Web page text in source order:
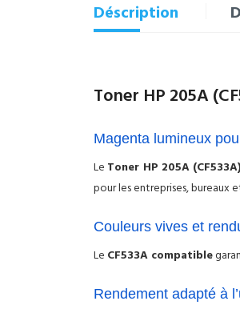
Déscription
Toner HP 205A
Magenta lumineux
Le Toner HP 205A
pour les entreprises, bureaux
Couleurs vives et
Le CF533A compatible
Rendement adapté à